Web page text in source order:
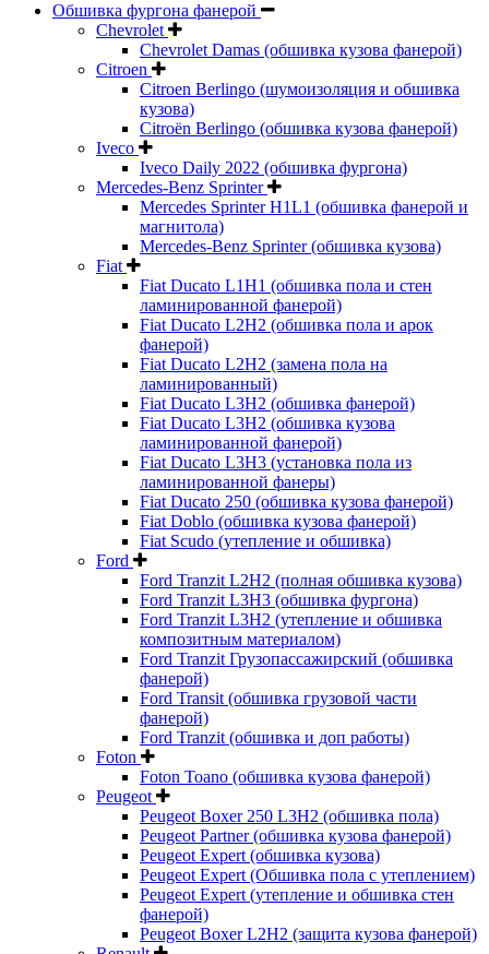
Обшивка фургона фанерой
Chevrolet
Chevrolet Damas (обшивка кузова фанерой)
Citroen
Citroen Berlingo (шумоизоляция и обшивка
кузова)
Citroën Berlingo (обшивка кузова фанерой)
Iveco
Iveco Daily 2022 (обшивка фургона)
Mercedes-Benz Sprinter
Mercedes Sprinter H1L1 (обшивка фанерой и
магнитола)
Mercedes-Benz Sprinter (обшивка кузова)
Fiat
Fiat Ducato L1H1 (обшивка пола и стен
ламинированной фанерой)
Fiat Ducato L2H2 (обшивка пола и арок
фанерой)
Fiat Ducato L2H2 (замена пола на
ламинированный)
Fiat Ducato L3H2 (обшивка фанерой)
Fiat Ducato L3H2 (обшивка кузова
ламинированной фанерой)
Fiat Ducato L3H3 (установка пола из
ламинированной фанеры)
Fiat Ducato 250 (обшивка кузова фанерой)
Fiat Doblo (обшивка кузова фанерой)
Fiat Scudo (утепление и обшивка)
Ford
Ford Tranzit L2H2 (полная обшивка кузова)
Ford Tranzit L3H3 (обшивка фургона)
Ford Tranzit L3H2 (утепление и обшивка
композитным материалом)
Ford Tranzit Грузопассажирский (обшивка
фанерой)
Ford Transit (обшивка грузовой части
фанерой)
Ford Tranzit (обшивка и доп работы)
Foton
Foton Toano (обшивка кузова фанерой)
Peugeot
Peugeot Boxer 250 L3H2 (обшивка пола)
Peugeot Partner (обшивка кузова фанерой)
Peugeot Expert (обшивка кузова)
Peugeot Expert (Обшивка пола с утеплением)
Peugeot Expert (утепление и обшивка стен
фанерой)
Peugeot Boxer L2H2 (защита кузова фанерой)